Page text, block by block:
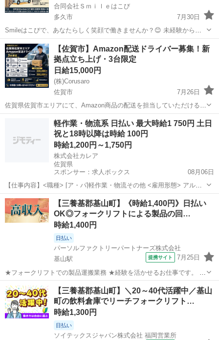
合同会社Ｓｍｉｌｅはこび
多久市
7月30日
Smileはこびで、あなたらしく笑顔で働きませんか？😊 未経験からで
も安心してスタートできる環境をご用意しています！ 💡 Smileはこび
のおすすめポイント 👔 制服支給あり！：服装に迷わずすぐにプロのド
ライバーへ！ ⛽...
佐賀 多久市 ドライバー 期間限定
【佐賀市】Amazon配送ドライバー募集！新
拠点立ち上げ・3台限定
日給15,000円
(株)Corusaro
佐賀市
7月26日
佐賀県佐賀市エリアにて、Amazon商品の配送を担当していただけるド
ライバーを募集しています！ 今回はAmazon新拠点立ち上げに伴う募
集となります。 募集台数は3台限定のため、早期に枠が埋まる可能性
がございます。 ...
佐賀市 ドライバー Amazon
軽作業・物流系 日払い 最大時給1 750円 土日
祝と18時以降は時給 100円
時給1,200円～1,750円
株式会社カレア
佐賀県
スポンサー：求人ボックス
08月06日
【仕事内容】<職種> [ア・パ]軽作業・物流その他 <雇用形態> アルバ
イト・パート <給与> [ア・パ]時給1,200円～1,750円 交通費:一部支給
上限15,000円(1日辺りの上限は500円/日) 公共交通機関ご利用の方...
アルバイト・パート
【三養基郡基山町】《時給1,400円》日払い
OK◎フォークリフトによる製品の回…
時給1,400円
日払い
パーソルファクトリーパートナーズ株式会社
基山駅
提携サイト 7月25日
★フォークリフトでの製品運搬業務 ★経験を活かせるお仕事です。 ★
各部署から製品を回収し、冷蔵倉庫へ運搬します。 ★リフト作業がメ
インで、手積み・手降ろしはほぼありません。 ＼フォークリフト経験
者歓迎♪/ ★重量物はフォー...
佐賀 三養基郡 基山駅 ドライバー
【三養基郡基山町】＼20～40代活躍中／基山
町の飲料倉庫でリーチフォークリフト…
時給1,300円
日払い
ソイテックスジャパン株式会社 福岡営業所